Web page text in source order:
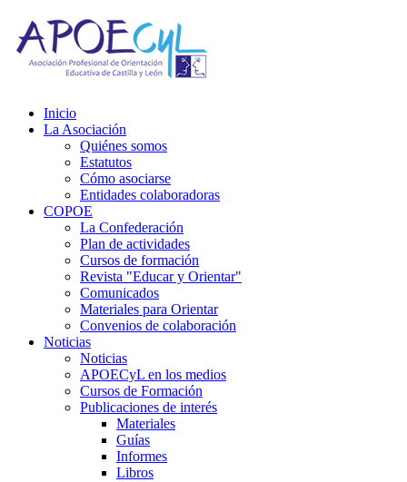
Inicio
La Asociación
Quiénes somos
Estatutos
Cómo asociarse
Entidades colaboradoras
COPOE
La Confederación
Plan de actividades
Cursos de formación
Revista "Educar y Orientar"
Comunicados
Materiales para Orientar
Convenios de colaboración
Noticias
Noticias
APOECyL en los medios
Cursos de Formación
Publicaciones de interés
Materiales
Guías
Informes
Libros